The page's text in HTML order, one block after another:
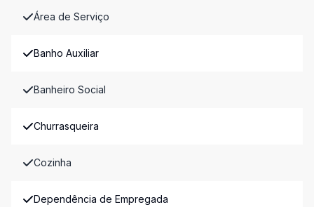
Área de Serviço
Banho Auxiliar
Banheiro Social
Churrasqueira
Cozinha
Dependência de Empregada